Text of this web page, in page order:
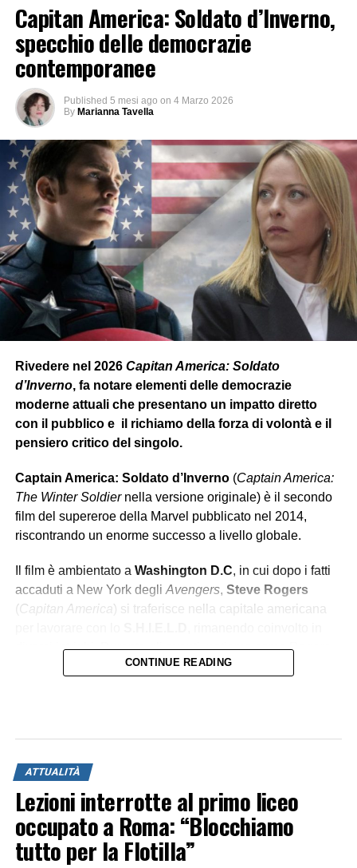
Capitan America: Soldato d’Inverno,
specchio delle democrazie
contemporanee
Published 5 mesi ago on 4 Marzo 2026
By Marianna Tavella
Rivedere nel 2026 Capitan America: Soldato
d’Inverno, fa notare elementi delle democrazie
moderne attuali che presentano un impatto diretto
con il pubblico e il richiamo della forza di volontà e il
pensiero critico del singolo.
Captain America: Soldato d’Inverno(Captain America:
The Winter Soldiernella versione originale) è il secondo
film del supereroe della Marvel pubblicato nel 2014,
riscontrando un enorme successo a livello globale.
Il film è ambientato a Washington D.C, in cui dopo i fatti
accaduti a New York degli Avengers, Steve Rogers
(Capitan America) si traferisce nella capitale americana
diversi intrighi. Durante gli eventi, notiamo come Rogers
adattarsi al mondo moderno, cambiato sia
muove attraverso meccanismiteatrali e corrotti.
L’EROE DEL POPOLO
Capitan America rappresental’uomo umile
CONTINUE READING
ATTUALITÀ
Lezioni interrotte al primo liceo
occupato a Roma: “Blocchiamo
tutto per la Flotilla”